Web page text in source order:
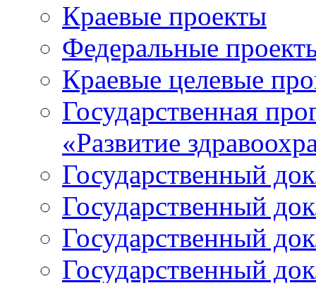
Краевые проекты
Федеральные
Краевые целевые
Государственная
«Развитие
Государственный
Государственный
Государственный
Государственный